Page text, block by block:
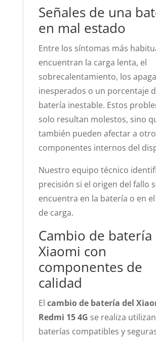
Señales de una
en mal estado
Entre los síntomas más
encuentran la carga lenta, el
sobrecalentamiento, los
inesperados o un porcentaje
batería inestable. Estos
solo resultan molestos, sino
también pueden afectar a
componentes internos del
Nuestro equipo técnico
precisión si el origen del fallo
encuentra en la batería o en
de carga.
Cambio de batería
Xiaomi con
componentes de
calidad
El cambio de batería del
Redmi 15 4G se realiza
baterías compatibles y